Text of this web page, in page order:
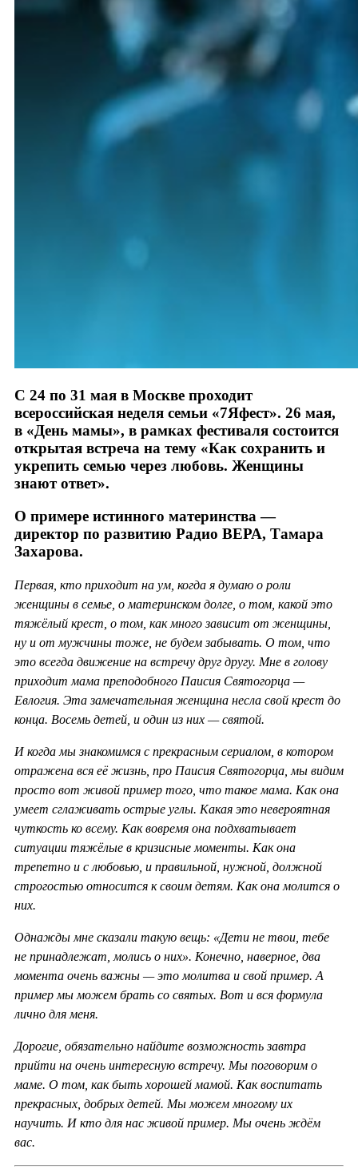
С 24 по 31 мая в Москве проходит
всероссийская неделя семьи «7Яфест». 26 мая,
в «День мамы», в рамках фестиваля состоится
открытая встреча на тему «Как сохранить и
укрепить семью через любовь. Женщины
знают ответ».
О примере истинного материнства —
директор по развитию Радио ВЕРА, Тамара
Захарова.
Первая, кто приходит на ум, когда я думаю о роли
женщины в семье, о материнском долге, о том, какой это
тяжёлый крест, о том, как много зависит от женщины,
ну и от мужчины тоже, не будем забывать. О том, что
это всегда движение на встречу друг другу. Мне в голову
приходит мама преподобного Паисия Святогорца —
Евлогия. Эта замечательная женщина несла свой крест до
конца. Восемь детей, и один из них — святой.
И когда мы знакомимся с прекрасным сериалом, в котором
отражена вся её жизнь, про Паисия Святогорца, мы видим
просто вот живой пример того, что такое мама. Как она
умеет сглаживать острые углы. Какая это невероятная
чуткость ко всему. Как вовремя она подхватывает
ситуации тяжёлые в кризисные моменты. Как она
трепетно и с любовью, и правильной, нужной, должной
строгостью относится к своим детям. Как она молится о
них.
Однажды мне сказали такую вещь: «Дети не твои, тебе
не принадлежат, молись о них». Конечно, наверное, два
момента очень важны — это молитва и свой пример. А
пример мы можем брать со святых. Вот и вся формула
лично для меня.
Дорогие, обязательно найдите возможность завтра
прийти на очень интересную встречу. Мы поговорим о
маме. О том, как быть хорошей мамой. Как воспитать
прекрасных, добрых детей. Мы можем многому их
научить. И кто для нас живой пример. Мы очень ждём
вас.